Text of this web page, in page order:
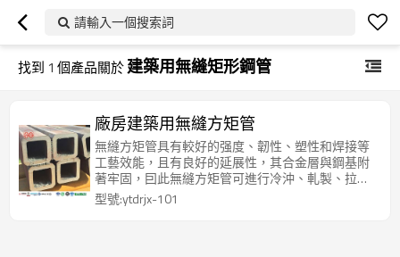
請輸入一個搜索詞
找到 1 個產品關於建築用無縫矩形鋼管
廠房建築用無縫方矩管
無縫方矩管具有較好的强度、韌性、塑性和焊接等
工藝效能，且有良好的延展性，其合金層與鋼基附
著牢固，囙此無縫方矩管可進行冷沖、軋製、拉絲
彎曲等各種成型而不損壞鍍層，適用於一般加工如
鑽孔、切割、焊接、冷彎等工藝。
型號:ytdrjx-101